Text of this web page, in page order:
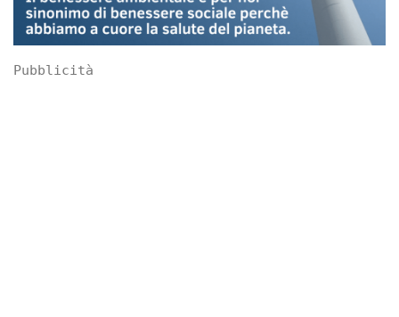
Pubblicità